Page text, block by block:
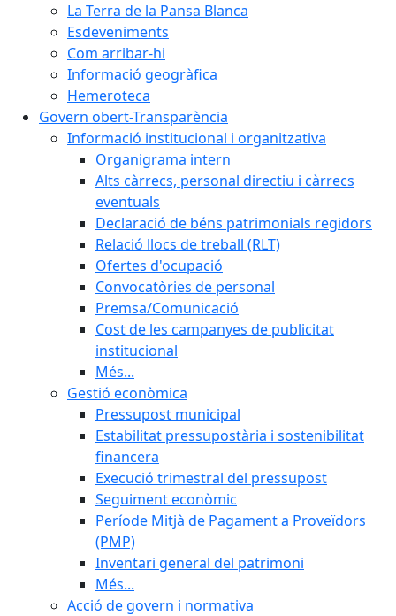
La Terra de la Pansa Blanca
Esdeveniments
Com arribar-hi
Informació geogràfica
Hemeroteca
Govern obert-Transparència
Informació institucional i organitzativa
Organigrama intern
Alts càrrecs, personal directiu i càrrecs
eventuals
Declaració de béns patrimonials regidors
Relació llocs de treball (RLT)
Ofertes d'ocupació
Convocatòries de personal
Premsa/Comunicació
Cost de les campanyes de publicitat
institucional
Més...
Gestió econòmica
Pressupost municipal
Estabilitat pressupostària i sostenibilitat
financera
Execució trimestral del pressupost
Seguiment econòmic
Període Mitjà de Pagament a Proveïdors
(PMP)
Inventari general del patrimoni
Més...
Acció de govern i normativa